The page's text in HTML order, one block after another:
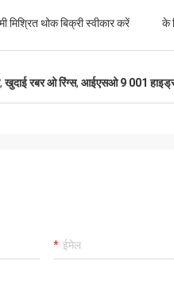
अच्छी गुणवत्ता वाले हैं, हमारे पास
सहयोग होगा।
मिश्रित थोक बिक्री स्वीकार करें के
,खुदाई रबर ओ रिंग्स, आईएसओ 9 001